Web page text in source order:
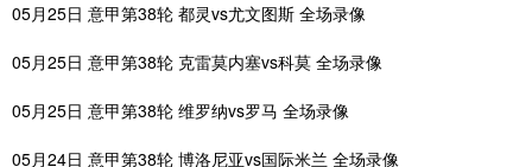
05月25日 意甲第38轮 都灵vs尤文图斯 全场录像
05月25日 意甲第38轮 克雷莫内塞vs科莫 全场录像
05月25日 意甲第38轮 维罗纳vs罗马 全场录像
05月24日 意甲第38轮 博洛尼亚vs国际米兰 全场录像